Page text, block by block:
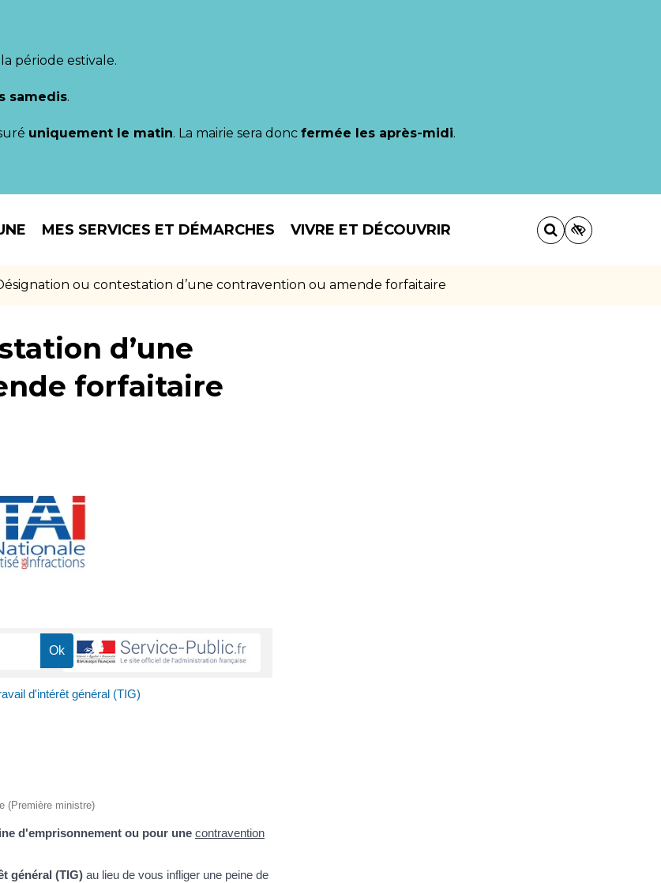
période estivale.
samedis.
uniquement le matin. La mairie sera donc fermée les après-midi.
MES SERVICES ET DÉMARCHES VIVRE ET DÉCOUVRIR
ou contestation d’une contravention ou amende forfaitaire
d’une
forfaitaire
d'intérêt général (TIG)
(Première ministre)
d'emprisonnement ou pour une contravention
général (TIG) au lieu de vous infliger une peine de